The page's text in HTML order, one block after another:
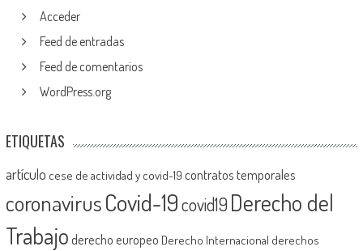
Acceder
Feed de entradas
Feed de comentarios
WordPress.org
ETIQUETAS
artículo cese de actividad y covid-19 contratos temporales
coronavirusCovid-19covid19 Derecho del
Trabajoderecho europeo Derecho Internacional derechos